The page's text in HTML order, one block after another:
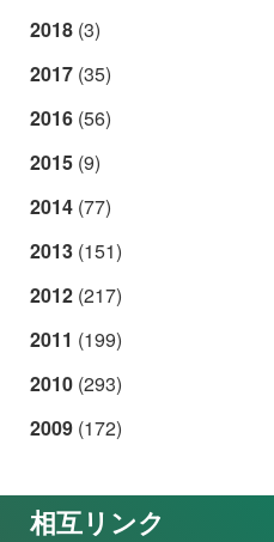
2018 (3)
2017 (35)
2016 (56)
2015 (9)
2014 (77)
2013 (151)
2012 (217)
2011 (199)
2010 (293)
2009 (172)
相互リンク